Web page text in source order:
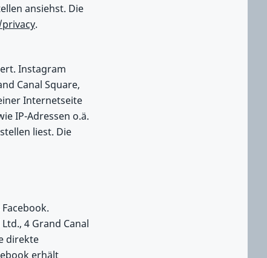
ansiehst. Die
.
Instagram
Canal Square,
Internetseite
IP-Adressen o.ä.
liest. Die
4 Grand Canal
direkte
erhält